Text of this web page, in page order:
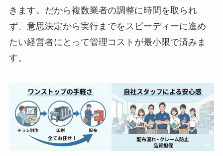
きます。だから複数業者の調整に時間を取られ
ず、意思決定から実行までをスピーディーに進め
たい経営者にとって管理コストが最小限で済みま
す。